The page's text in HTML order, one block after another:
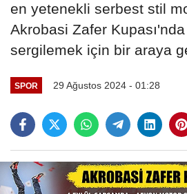
en yetenekli serbest stil
Akrobasi Zafer
sergilemek için bir araya
SPOR 29 Ağustos 2024 - 01:28